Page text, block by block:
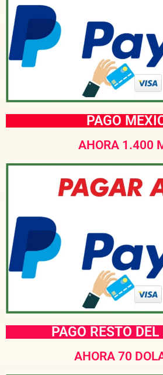
PAGO
AHORA 1.400
PAGO RESTO
AHORA 70